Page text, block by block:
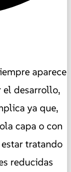
aparece
desarrollo,
ya que,
capa o con
tratando
reducidas